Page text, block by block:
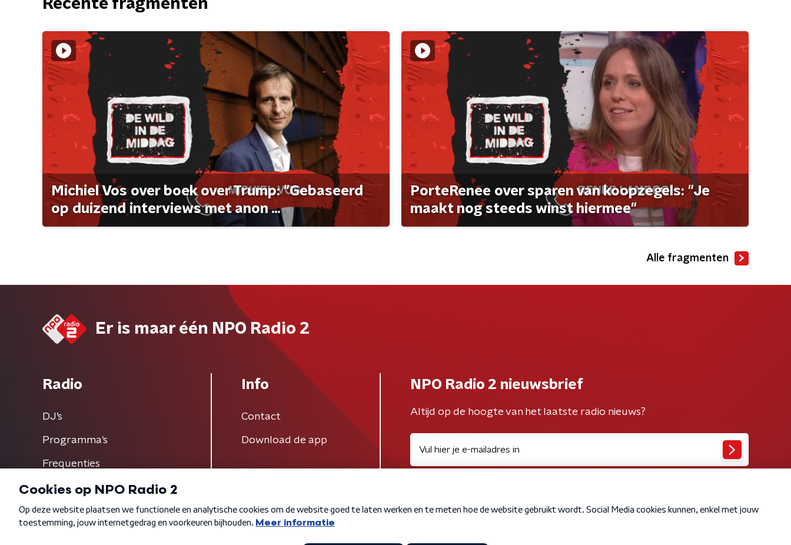
Recente fragmenten
Michiel Vos over boek over Trump: "Gebaseerd
op duizend interviews met anon ...
PorteRenee over sparen van koopzegels: "Je
maakt nog steeds winst hiermee"
Alle fragmenten
Er is maar één NPO Radio 2
Radio
DJ’s
Programma's
Frequenties
Info
Contact
Download de app
NPO Radio 2 nieuwsbrief
Altijd op de hoogte van het laatste radio nieuws?
Algemene voorwaarden Privacybeleid